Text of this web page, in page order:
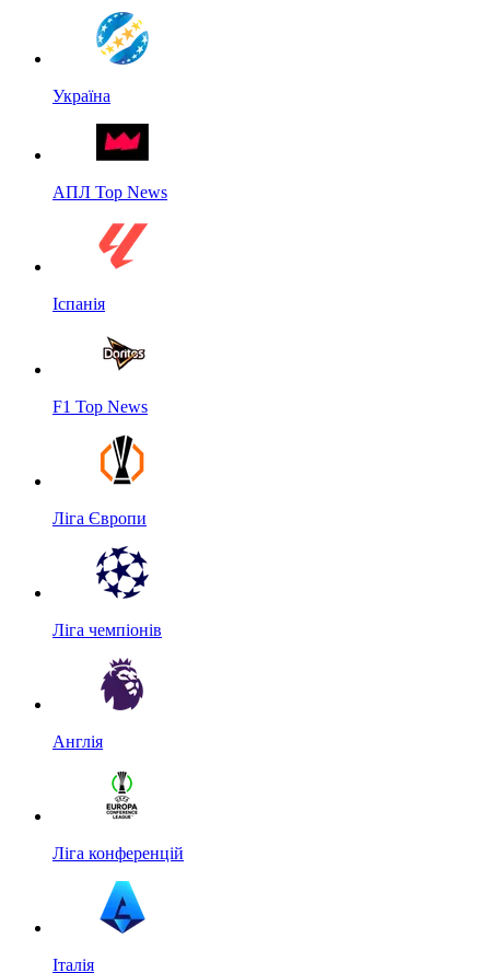
Україна
АПЛ Top News
Іспанія
F1 Top News
Ліга Європи
Ліга чемпіонів
Англія
Ліга конференцій
Італія